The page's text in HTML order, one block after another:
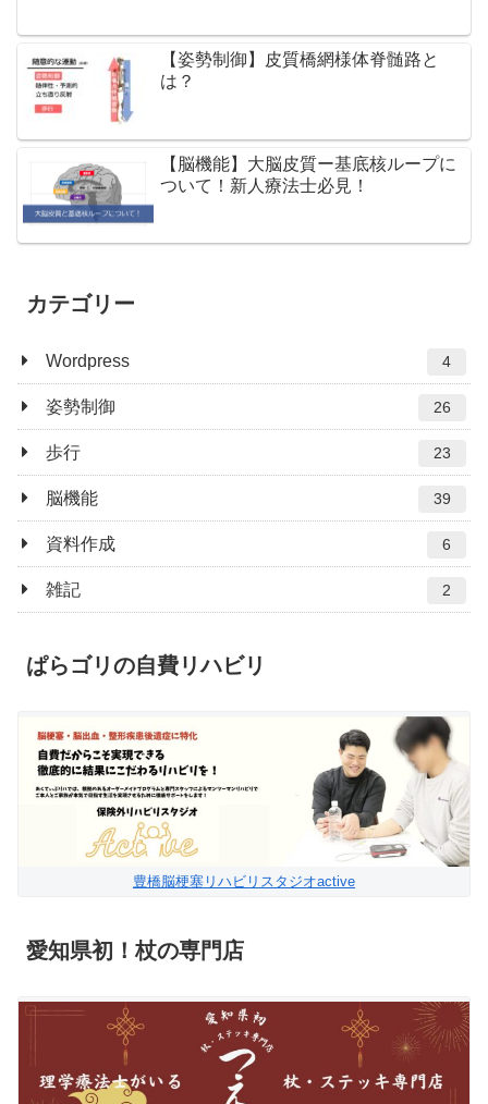
【姿勢制御】皮質橋網様体脊髄路と
は？
【脳機能】大脳皮質ー基底核ループに
ついて！新人療法士必見！
カテゴリー
Wordpress 4
姿勢制御 26
歩行 23
脳機能 39
資料作成 6
雑記 2
ぱらゴリの自費リハビリ
豊橋脳梗塞リハビリスタジオactive
愛知県初！杖の専門店